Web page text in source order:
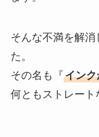
そんな不満を解
た。
その名も『イン
何ともストレート